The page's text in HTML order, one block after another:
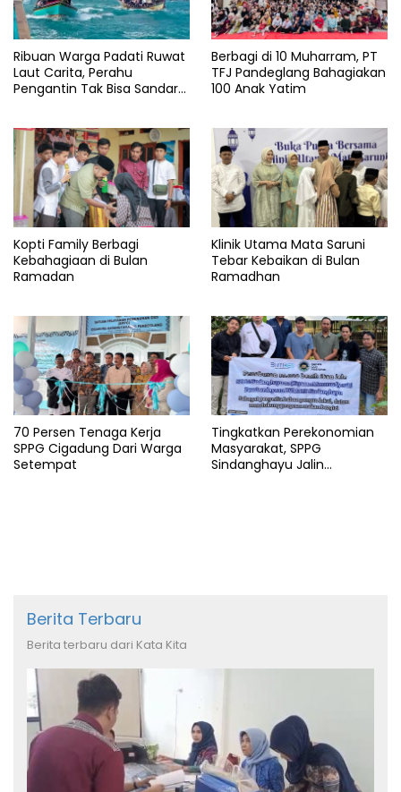
Ribuan Warga Padati Ruwat
Laut Carita, Perahu
Pengantin Tak Bisa Sandar
Berbagi di 10 Muharram, PT
TFJ Pandeglang Bahagiakan
100 Anak Yatim
Kopti Family Berbagi
Kebahagiaan di Bulan
Ramadan
Klinik Utama Mata Saruni
Tebar Kebaikan di Bulan
Ramadhan
70 Persen Tenaga Kerja
SPPG Cigadung Dari Warga
Setempat
Tingkatkan Perekonomian
Masyarakat, SPPG
Sindanghayu Jalin
Berita Terbaru
Berita terbaru dari Kata Kita